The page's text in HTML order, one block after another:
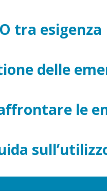
tra
delle
le